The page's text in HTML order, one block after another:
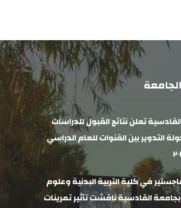
تعلن نتائج القبول للدراسات
التدوير بين القنوات للعام الدراسي
في كلية التربية البدنية وعلوم
بجامعة القادسية ناقشت تأثير تمرينات